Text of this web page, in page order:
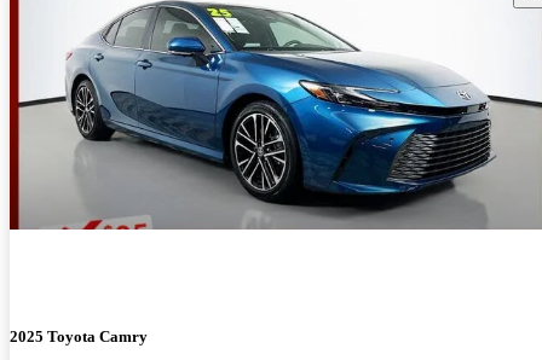
2025 Toyota Camry